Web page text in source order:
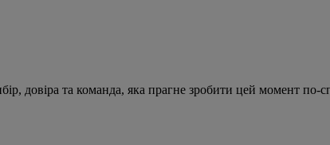
довіра та команда, яка прагне зробити цей момент